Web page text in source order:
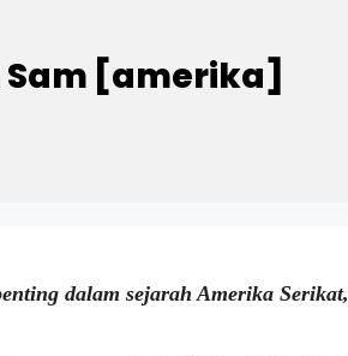
Sam [amerika]
dalam sejarah Amerika Serikat,